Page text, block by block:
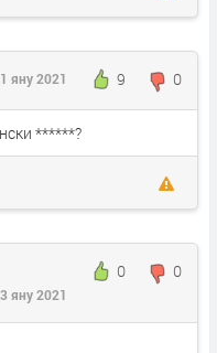
9 0
яну 2021
******?
0 0
яну 2021